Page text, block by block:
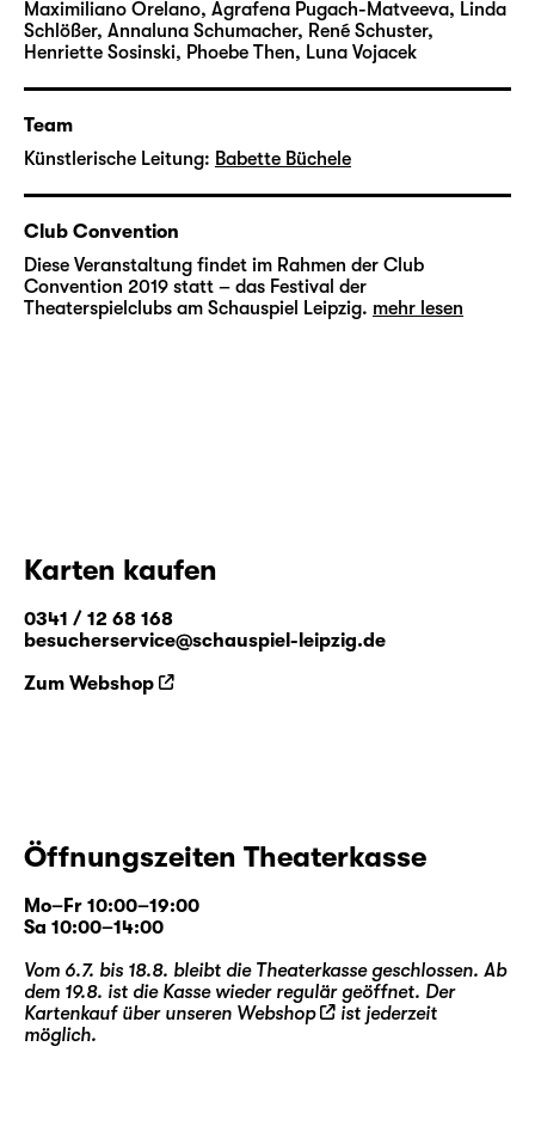
Der Jugendclub #noname lädt auf dem Walk
of Choices ein, ihm an verschiedenen
Stationen im Stadtraum beim Grübeln,
euphorischen Entscheiden und Fragenstellen
zu folgen.
Maximiliano Orelano, Agrafena Pugach-Matveeva, Linda
Schlößer, Annaluna Schumacher, René Schuster,
Henriette Sosinski, Phoebe Then, Luna Vojacek
Team
Künstlerische Leitung: Babette Büchele
Club Convention
Diese Veranstaltung findet im Rahmen der Club
Convention 2019 statt – das Festival der
Theaterspielclubs am Schauspiel Leipzig. mehr lesen
Karten kaufen
0341 / 12 68 168
besucherservice@schauspiel-leipzig.de
Zum Webshop
Öffnungszeiten Theaterkasse
Mo–Fr 10:00–19:00
Sa 10:00–14:00
Vom 6.7. bis 18.8. bleibt die Theaterkasse geschlossen. Ab
dem 19.8. ist die Kasse wieder regulär geöffnet. Der
Kartenkauf über unseren Webshop
ist jederzeit
möglich.